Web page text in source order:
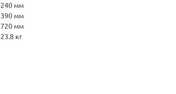
240 мм
390 мм
720 мм
23.8 кг